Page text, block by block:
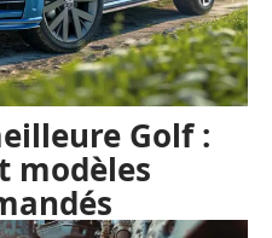
Golf :
modèles